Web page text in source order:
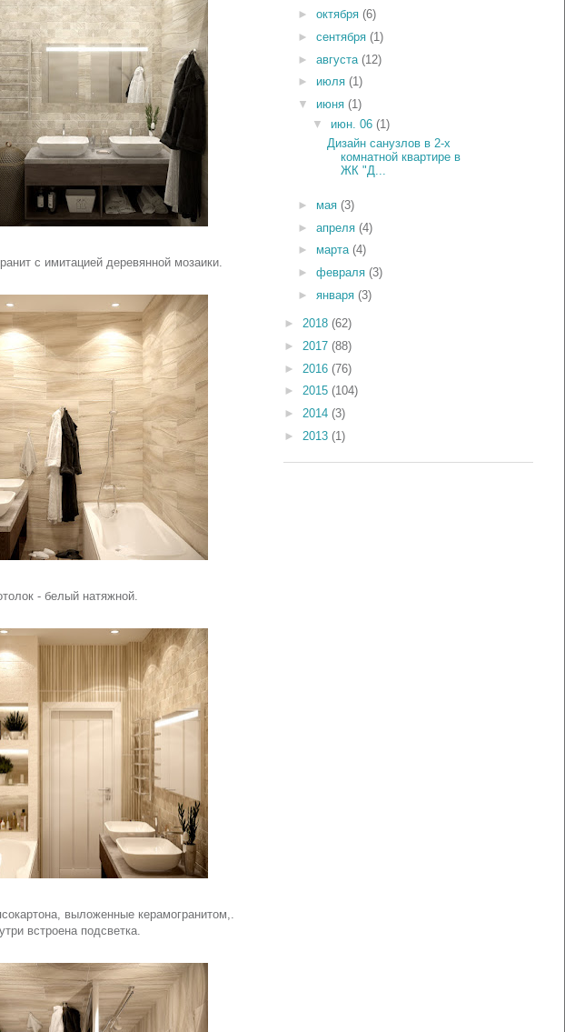
с имитацией деревянной мозаики.
- белый натяжной.
выложенные керамогранитом,.
встроена подсветка.
►октября(6)
►сентября(1)
►августа(12)
► июля(1)
▼ июня(1)
▼ июн. 06 (1)
Дизайн санузлов в 2-х
комнатной квартире в
ЖК "Д...
► мая(3)
►апреля(4)
► марта(4)
►февраля(3)
►января(3)
► 2018 (62)
► 2017 (88)
► 2016 (76)
► 2015 (104)
► 2014 (3)
► 2013 (1)